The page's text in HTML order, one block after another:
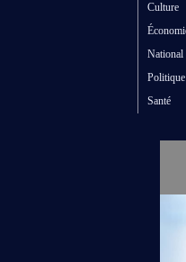
Culture
National
Politique
Santé